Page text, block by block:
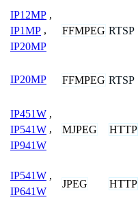
IP12MP ,
IP1MP ,
IP20MP
FFMPEG RTSP
IP20MP FFMPEG RTSP
IP451W ,
IP541W ,
IP941W
MJPEG HTTP
IP541W ,
IP641W
JPEG HTTP